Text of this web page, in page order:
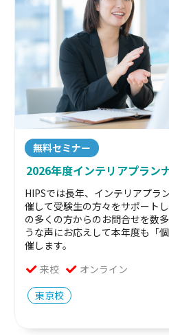
無料セミナー
2026年度インテリアプラン
HIPSでは長年、インテリアプラ
催して受験生の方々をサポート
の多くの方からのお問合せを数
うな声にお応えして本年度も「
催します。
来校
オンライン
東京校